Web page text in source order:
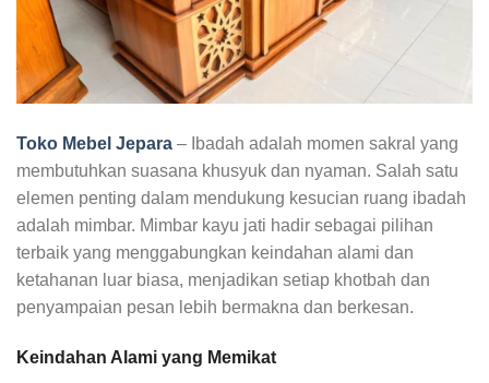
Toko Mebel Jepara – Ibadah adalah momen sakral yang
membutuhkan suasana khusyuk dan nyaman. Salah satu
elemen penting dalam mendukung kesucian ruang ibadah
adalah mimbar. Mimbar kayu jati hadir sebagai pilihan
terbaik yang menggabungkan keindahan alami dan
ketahanan luar biasa, menjadikan setiap khotbah dan
penyampaian pesan lebih bermakna dan berkesan.
Keindahan Alami yang Memikat